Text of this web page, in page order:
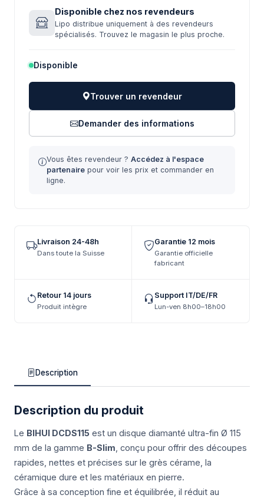
Disponible chez nos revendeurs
Lipo distribue uniquement à des revendeurs
spécialisés. Trouvez le magasin le plus proche.
Disponible
Trouver un revendeur
Demander des informations
Vous êtes revendeur ? Accédez à l'espace
partenaire pour voir les prix et commander en
ligne.
Livraison 24-48h
Dans toute la Suisse
Garantie 12 mois
Garantie officielle
fabricant
Retour 14 jours
Produit intègre
Support IT/DE/FR
Lun-ven 8h00–18h00
Description
Description du produit
Le BIHUI DCDS115 est un disque diamanté ultra-fin Ø 115
mm de la gamme B-Slim , conçu pour offrir des découpes
rapides, nettes et précises sur le grès cérame, la
céramique dure et les matériaux en pierre.
Grâce à sa conception fine et équilibrée, il réduit au